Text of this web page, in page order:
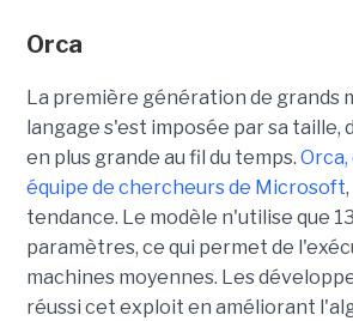
Orca
La première génération de grands
langage s'est imposée par sa taille,
en plus grande au fil du temps.
équipe de chercheurs de Microsoft
tendance. Le modèle n'utilise que
paramètres, ce qui permet de
machines moyennes. Les
réussi cet exploit en améliorant